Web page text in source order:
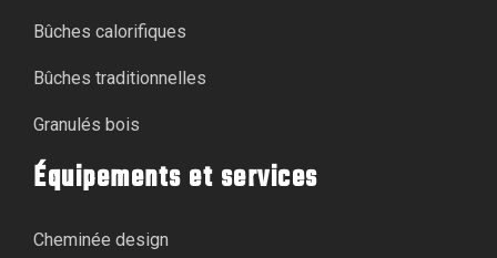
Bûches calorifiques
Bûches traditionnelles
Granulés bois
Équipements et services
Cheminée design